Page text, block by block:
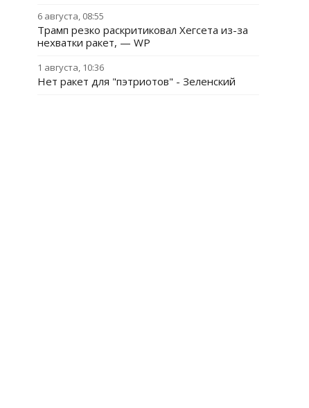
6 августа, 08:55
Трамп резко раскритиковал Хегсета из-за
нехватки ракет, — WP
1 августа, 10:36
Нет ракет для "пэтриотов" - Зеленский